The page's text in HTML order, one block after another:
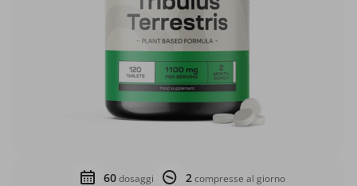
60dosaggi 2compresse al giorno